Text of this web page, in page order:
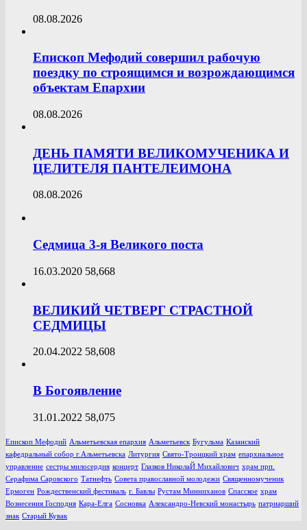
08.08.2026
Епископ Мефодий совершил рабочую
поездку по строящимся и возрождающимся
объектам Епархии
08.08.2026
ДЕНЬ ПАМЯТИ ВЕЛИКОМУЧЕНИКА И
ЦЕЛИТЕЛЯ ПАНТЕЛЕИМОНА
08.08.2026
Седмица 3-я Великого поста
16.03.2020 58,668
ВЕЛИКИЙ ЧЕТВЕРГ СТРАСТНОЙ
СЕДМИЦЫ
20.04.2022 58,608
В Богоявление
31.01.2022 58,075
Епископ Мефодий Альметьевская епархия Альметьевск Бугульма Казанский
кафедральный собор г.Альметьевска Литургия Свято-Троицкий храм епархиальное
управление сестры милосердия концерт Глазков НиколаЙ Михайлович храм прп.
Серафима Саровского Татнефть Совета православной молодежи Священномученик
Ермоген Рождественский фестиваль г. Бавлы Рустам Минниханов Спасское храм
Вознесения Господня Кара-Елга Сосновка Александро-Невский монастырь патриарший
знак Старый Кувак